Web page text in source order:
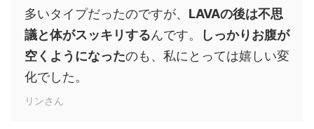
多いタイプだったのですが、 LAVAの後は不思
議と体がスッキリするんです。
しっかりお腹が
空くようになったのも、私にとっては嬉しい変
化でした。
リンさん